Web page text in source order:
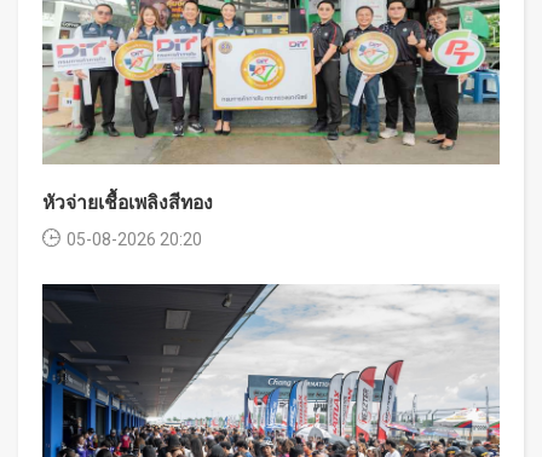
หัวจ่ายเชื้อเพลิงสีทอง
05-08-2026 20:20